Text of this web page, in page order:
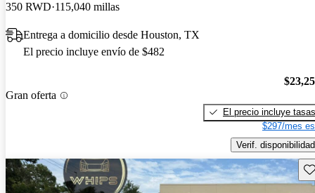
350 RWD 115,040 millas
Entrega a domicilio desde Houston, TX
El precio incluye envío de $482
Gran oferta
El precio incluye tasas
$297/mes
Verif. disponibilidad